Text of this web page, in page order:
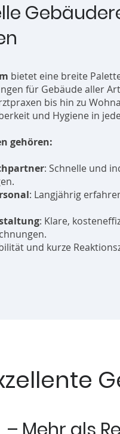
bietet eine breite
für Gebäude aller
bis hin zu
und Hygiene in
gehören:
: Schnelle und
: Langjährig
: Klare,
und kurze